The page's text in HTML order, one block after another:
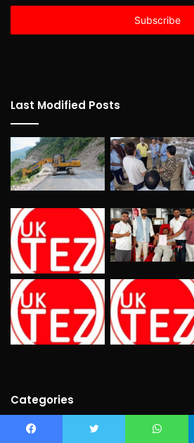
Email
Last Modified Posts
Categories